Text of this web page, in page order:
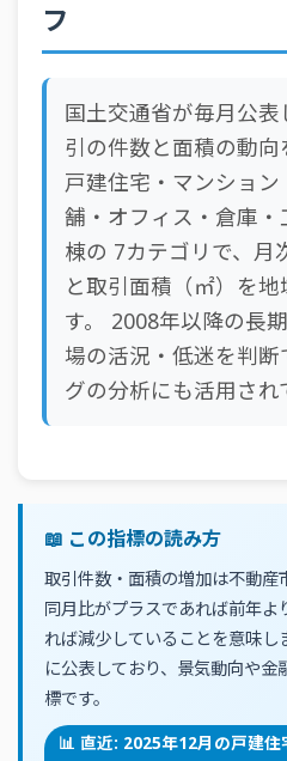
フ
国土交通省が毎月公
引の件数と面積の動向
戸建住宅・マンショ
舗・オフィス・倉庫
棟の 7カテゴリで、月
と取引面積（㎡）を
す。 2008年以降の長
場の活況・低迷を判
グの分析にも活用され
📖 この指標の読み方
取引件数・面積の増加は不動産
同月比がプラスであれば前年
れば減少していることを意味
に公表しており、景気動向や
標です。
📊 直近: 2025年12月の戸建